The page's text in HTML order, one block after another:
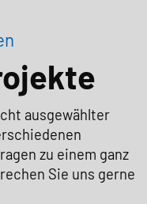
ausgewählter
zu einem ganz
Sie uns gerne